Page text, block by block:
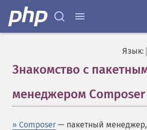
Язык:
Знакомство с
менеджером Composer
» Composer — пакетный